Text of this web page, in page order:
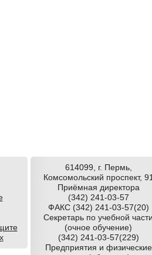
614099, г. Пермь,
Комсомольский проспект,
Приёмная директора
(342) 241-03-57
ФАКС (342) 241-03-57(20)
Секретарь по учебной
(очное обучение)
(342) 241-03-57(229)
Предприятия и физические